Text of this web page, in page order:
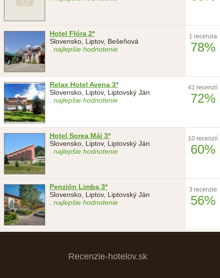
Hotel Flóra 2*
Slovensko, Liptov, Bešeňová
. najlepšie hodnotenie
1 recenzia
78%
Relax Hotel Avena 3*
Slovensko, Liptov, Liptovský Ján
. najlepšie hodnotenie
41 recenzií
72%
Hotel Sorea Máj 3*
Slovensko, Liptov, Liptovský Ján
. najlepšie hodnotenie
10 recenzií
60%
Penzión Limba 3*
Slovensko, Liptov, Liptovský Ján
. najlepšie hodnotenie
3 recenzie
56%
Recenzie-hotelov.sk